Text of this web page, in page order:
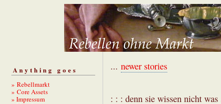
Anything goes
» Rebellmarkt
» Core Assets
» Impressum
... newer stories
: : : denn sie wissen nicht